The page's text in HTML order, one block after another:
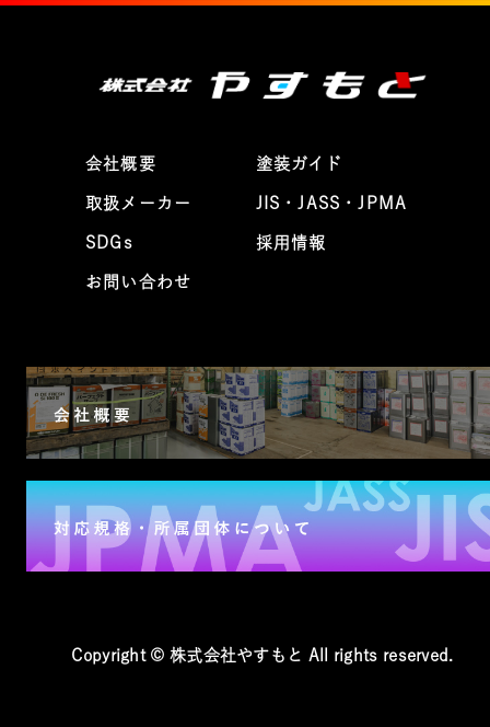
会社概要 塗装ガイド
取扱メーカー JIS・JASS・JPMA
SDGs 採用情報
お問い合わせ
Copyright © 株式会社やすもと All rights reserved.